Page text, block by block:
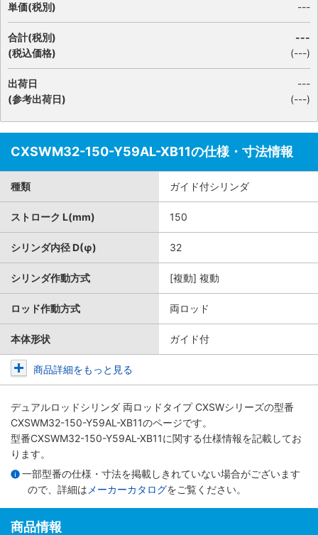
単価(税別) ---
合計(税別)
(税込価格)
---
(---)
出荷日
(参考出荷日)
---
(---)
CXSWM32-150-Y59AL-XB11の仕様・寸法情報
種類 ガイド付シリンダ
ストローク L(mm) 150
シリンダ内径 D(φ) 32
シリンダ作動方式 [複動] 複動
ロッド作動方式 両ロッド
本体形状 ガイド付
商品詳細をもっと見る
デュアルロッドシリンダ 両ロッドタイプ CXSWシリーズの型番
CXSWM32-150-Y59AL-XB11のページです。
型番CXSWM32-150-Y59AL-XB11に関する仕様情報を記載してお
ります。
一部型番の仕様・寸法を掲載しきれていない場合がございます
ので、詳細は メーカーカタログをご覧ください。
商品情報